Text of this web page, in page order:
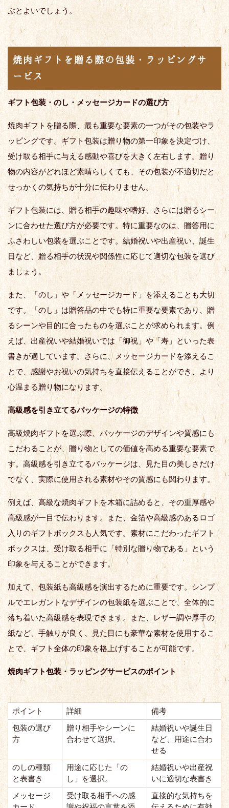
ぶとよいでしょう。
焼肉ギフトを贈る際の包装・ラッピングサ
ービス
ギフト包装・のし・メッセージカードの選び方
焼肉ギフトを贈る際、最も重要な要素の一つがその包装やラ
ッピングです。ギフト包装は贈り物の第一印象を決定づけ、
受け取る相手に与える感動や喜びを大きく左右します。贈り
物の内容がどれほど素晴らしくても、その包装が不適切だと
せっかくの気持ちが十分に伝わりません。
ギフト包装には、贈る相手の趣味や嗜好、さらには贈るシー
ンに合わせた選び方が必要です。特に重要なのは、贈答用に
ふさわしい包装を選ぶことです。結婚祝いや出産祝い、誕生
日など、贈る相手の状況や関係性に応じて適切な包装を選び
ましょう。
また、「のし」や「メッセージカード」を添えることも大切
です。「のし」は贈答品の中でも特に重要な要素であり、贈
るシーンや目的に合ったものを選ぶことが求められます。例
えば、出産祝いや結婚祝いでは「御祝」や「寿」といった表
書きが適しています。さらに、メッセージカードを添えるこ
とで、感謝やお祝いの気持ちを直接伝えることができ、より
心温まる贈り物になります。
高級感を引き立てるパッケージの特徴
高級焼肉ギフトを選ぶ際、パッケージのデザインや質感にも
こだわることが、贈り物としての価値を高める重要な要素で
す。高級感を引き立てるパッケージは、見た目の美しさだけ
でなく、実際に使用される素材やその質感にも関わります。
例えば、高級な焼肉ギフトを木箱に詰めると、その重厚感や
高級感が一目で伝わります。また、金箔や高級感のあるロゴ
入りのギフトボックスも人気です。素材にこだわったギフト
ボックスは、受け取る相手に「特別な贈り物である」という
印象を与えることができます。
加えて、包装紙も高級感を演出するために重要です。シンプ
ルでエレガントなデザインの包装紙を選ぶことで、全体的に
落ち着いた高級感を表現できます。また、レザー調や厚手の
紙など、手触りが良く、見た目にも豪華な素材を使用するこ
とで、ギフト全体の印象を格上げすることが可能です。
焼肉ギフト包装・ラッピングサービスのポイント
ポイント 詳細
備考
包装の選び
方
贈り相手やシーンに
合わせて選択。
結婚祝いや誕生日
など、用途に合わ
せる
のしの種類
と表書き
用途に応じた「の
し」を選択。
結婚祝いや出産祝
いに適切な表書き
メッセージ
受け取る相手への感
直接的な気持ちを